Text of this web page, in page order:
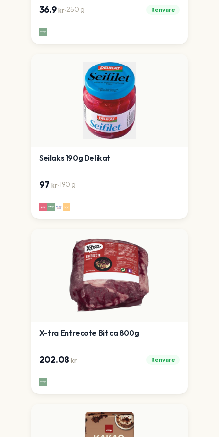
36.9kr·250 g Renvare
Seilaks 190g Delikat
97 kr·190 g
X-tra Entrecote Bit ca 800g
202.08 kr Renvare